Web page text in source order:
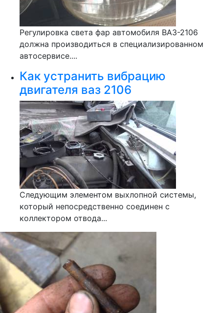
Регулировка света фар автомобиля ВАЗ-2106
должна производиться в специализированном
автосервисе....
Как устранить вибрацию
двигателя ваз 2106
Следующим элементом выхлопной системы,
который непосредственно соединен с
коллектором отвода...